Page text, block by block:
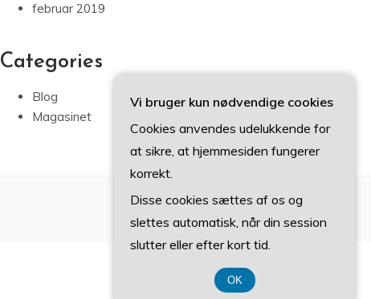
februar 2019
Categories
Blog
Magasinet
Vi bruger kun nødvendige cookies
Cookies anvendes udelukkende for
at sikre, at hjemmesiden fungerer
korrekt.
Disse cookies sættes af os og
slettes automatisk, når din session
slutter eller efter kort tid.
OK